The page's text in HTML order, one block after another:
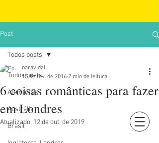
Post
Todos posts
Alemanha
Austrália
Brasil
Todos posts
6 coisas românticas para fazer
em Londres
naravidal
15 de fev. de 2016 2 min de leitura
Atualizado: 12 de out. de 2019